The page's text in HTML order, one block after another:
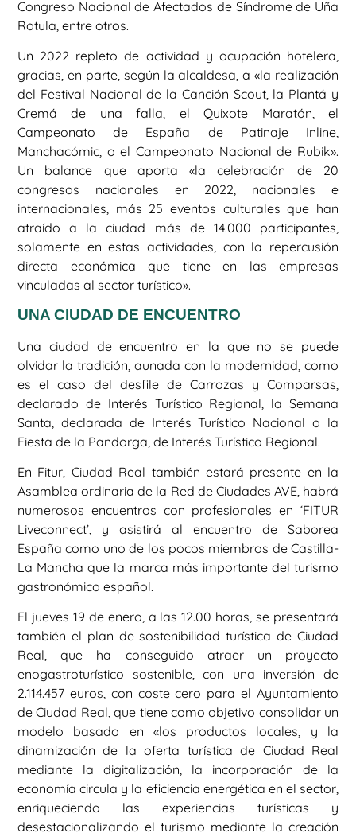
Congreso Nacional de Afectados de Síndrome de Uña
Rotula, entre otros.
Un 2022 repleto de actividad y ocupación hotelera,
gracias, en parte, según la alcaldesa, a «la realización
del Festival Nacional de la Canción Scout, la Plantá y
Cremá de una falla, el Quixote Maratón, el
Campeonato de España de Patinaje Inline,
Manchacómic, o el Campeonato Nacional de Rubik».
Un balance que aporta «la celebración de 20
congresos nacionales en 2022, nacionales e
internacionales, más 25 eventos culturales que han
atraído a la ciudad más de 14.000 participantes,
solamente en estas actividades, con la repercusión
directa económica que tiene en las empresas
vinculadas al sector turístico».
UNA CIUDAD DE ENCUENTRO
Una ciudad de encuentro en la que no se puede
olvidar la tradición, aunada con la modernidad, como
es el caso del desfile de Carrozas y Comparsas,
declarado de Interés Turístico Regional, la Semana
Santa, declarada de Interés Turístico Nacional o la
Fiesta de la Pandorga, de Interés Turístico Regional.
En Fitur, Ciudad Real también estará presente en la
Asamblea ordinaria de la Red de Ciudades AVE, habrá
numerosos encuentros con profesionales en ‘FITUR
Liveconnect’, y asistirá al encuentro de Saborea
España como uno de los pocos miembros de Castilla-
La Mancha que la marca más importante del turismo
gastronómico español.
El jueves 19 de enero, a las 12.00 horas, se presentará
también el plan de sostenibilidad turística de Ciudad
Real, que ha conseguido atraer un proyecto
enogastroturístico sostenible, con una inversión de
2.114.457 euros, con coste cero para el Ayuntamiento
de Ciudad Real, que tiene como objetivo consolidar un
modelo basado en «los productos locales, y la
dinamización de la oferta turística de Ciudad Real
mediante la digitalización, la incorporación de la
economía circula y la eficiencia energética en el sector,
enriqueciendo las experiencias turísticas y
desestacionalizando el turismo mediante la creación